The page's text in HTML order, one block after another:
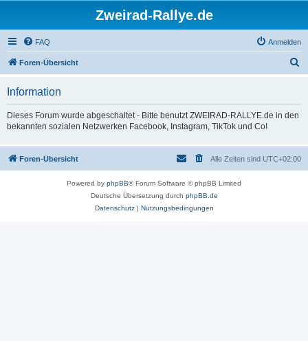
Zweirad-Rallye.de
FAQ Anmelden
Foren-Übersicht
Information
Dieses Forum wurde abgeschaltet - Bitte benutzt ZWEIRAD-RALLYE.de in den
bekannten sozialen Netzwerken Facebook, Instagram, TikTok und Co!
Foren-Übersicht Alle Zeiten sind UTC+02:00
Powered by phpBB® Forum Software © phpBB Limited
Deutsche Übersetzung durch phpBB.de
Datenschutz| Nutzungsbedingungen